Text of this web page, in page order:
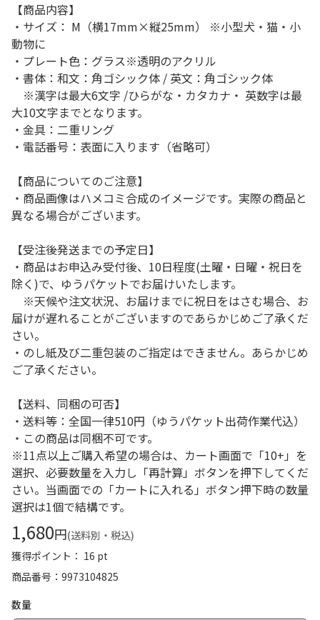
【商品内容】
・サイズ： M（横17mm×縦25mm） ※小型犬・猫・小
動物に
・プレート色：グラス※透明のアクリル
・書体：和文：角ゴシック体 / 英文：角ゴシック体
※漢字は最大6文字 /ひらがな・カタカナ・ 英数字は最
大10文字までとなります。
・金具：二重リング
・電話番号：表面に入ります（省略可）
【商品についてのご注意】
・商品画像はハメコミ合成のイメージです。実際の商品と
異なる場合がございます。
【受注後発送までの予定日】
・商品はお申込み受付後、10日程度(土曜・日曜・祝日を
除く)で、ゆうパケットでお届けいたします。
※天候や注文状況、お届けまでに祝日をはさむ場合、お
届けが遅れることがございますのであらかじめご了承くだ
さい。
・のし紙及び二重包装のご指定はできません。あらかじめ
ご了承ください。
【送料、同梱の可否】
・送料等：全国一律510円（ゆうパケット出荷作業代込）
・この商品は同梱不可です。
※11点以上ご購入希望の場合は、カート画面で「10+」を
選択、必要数量を入力し「再計算」ボタンを押下してくだ
さい。当画面での「カートに入れる」ボタン押下時の数量
選択は1個で結構です。
1,680円(送料別・税込)
獲得ポイント： 16 pt
商品番号
9973104825
数量